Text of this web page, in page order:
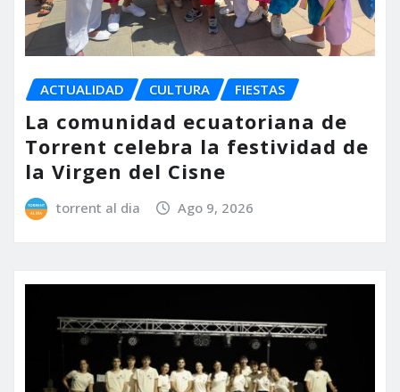
ACTUALIDAD CULTURA FIESTAS
La comunidad ecuatoriana de
Torrent celebra la festividad de
la Virgen del Cisne
torrent al dia Ago 9, 2026